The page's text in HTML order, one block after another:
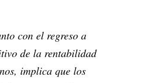
con el regreso a
de la rentabilidad
implica que los